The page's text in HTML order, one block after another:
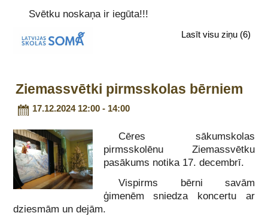
Svētku noskaņa ir iegūta!!!
Lasīt visu ziņu (6)
Ziemassvētki pirmsskolas bērniem
17.12.2024 12:00 - 14:00
Cēres sākumskolas
pirmsskolēnu Ziemassvētku
pasākums notika 17. decembrī.
Vispirms bērni savām
ģimenēm sniedza koncertu ar
dziesmām un dejām.